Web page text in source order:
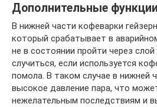
Дополнительные функции
В нижней части кофеварки
который срабатывает в
не в состоянии пройти через
случиться, если используется
помола. В таком случае в нижней
высокое давление пара, что
нежелательным последствиям и